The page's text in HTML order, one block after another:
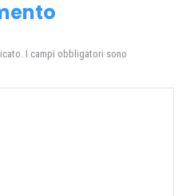
I campi obbligatori sono